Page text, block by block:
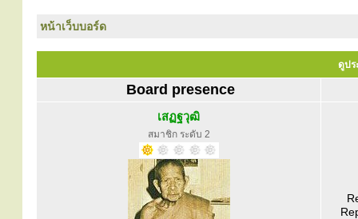
หน้าเว็บบอร์ด
ดูปร
Board presence
เสฏฐวุฒิ
สมาชิก ระดับ 2